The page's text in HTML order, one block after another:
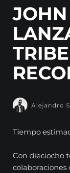
Alejandro
Tiempo
Con dieciocho
colaboraciones